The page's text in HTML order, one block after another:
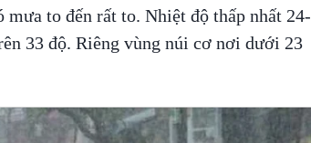
mưa to đến rất to. Nhiệt độ thấp nhất 24-
33 độ. Riêng vùng núi cơ nơi dưới 23